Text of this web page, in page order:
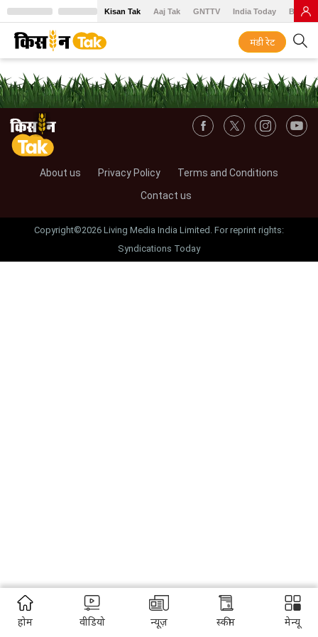
Kisan Tak Aaj Tak GNTTV India Today BT
मंडी रेट
About us Privacy Policy
Terms and Conditions
Contact us
Copyright©2026 Living Media India Limited. For reprint rights:
Syndications Today
होम वीडियो न्यूज़ स्कीम मेन्यू